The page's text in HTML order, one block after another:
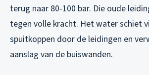
terug naar 80-100 bar. Die oude
tegen volle kracht. Het water schiet
spuitkoppen door de leidingen en
aanslag van de buiswanden.